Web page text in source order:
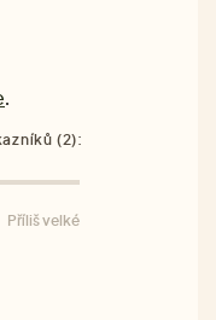
.
(2):
Příliš velké